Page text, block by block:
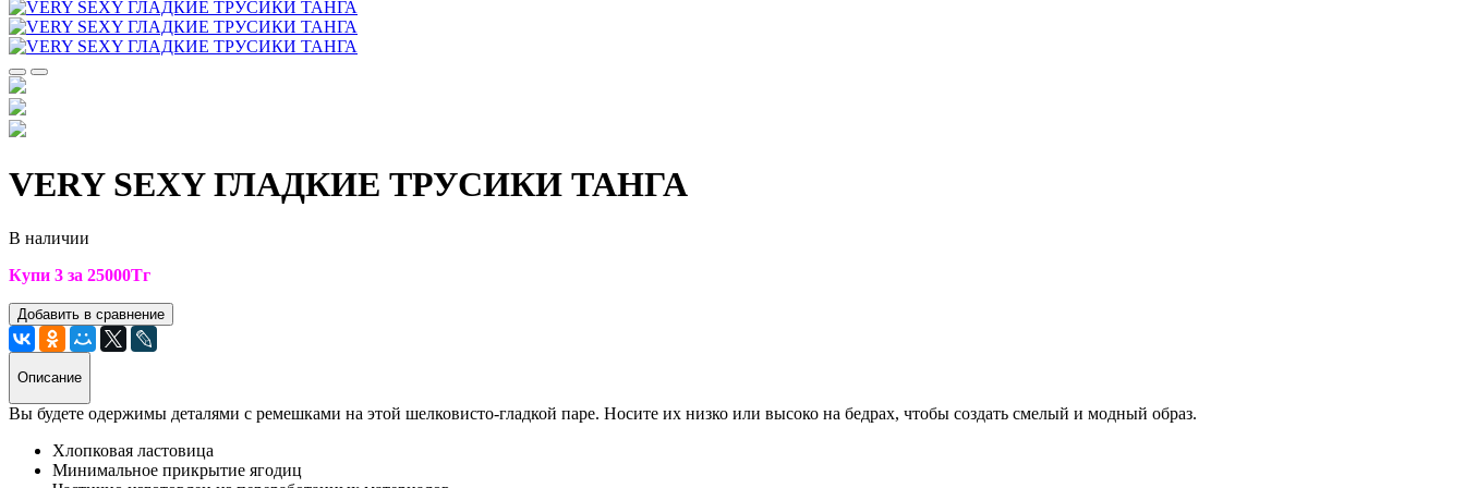
VERY SEXY ГЛАДКИЕ ТРУСИКИ ТАНГА
В наличии
Купи 3 за 25000Тг
Добавить в сравнение
Описание
Вы будете одержимы деталями с ремешками на этой шелковисто-гладкой паре. Носите их низко или высоко на бедрах, чтобы создать смелый и модный образ.
Хлопковая ластовица
Минимальное прикрытие ягодиц